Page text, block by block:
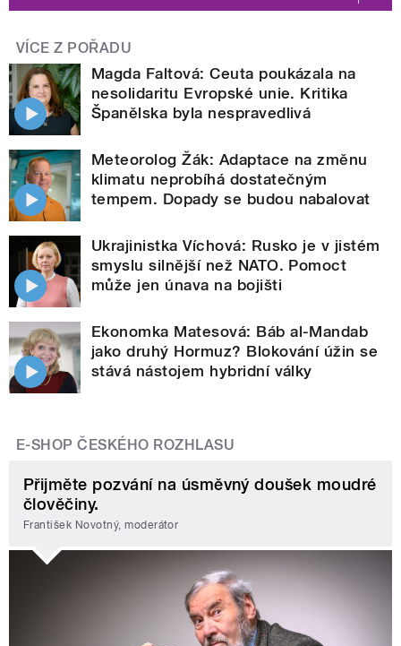
VÍCE Z POŘADU
Magda Faltová: Ceuta poukázala na
nesolidaritu Evropské unie. Kritika
Španělska byla nespravedlivá
Meteorolog Žák: Adaptace na změnu
klimatu neprobíhá dostatečným
tempem. Dopady se budou nabalovat
Ukrajinistka Víchová: Rusko je v jistém
smyslu silnější než NATO. Pomoct
může jen únava na bojišti
Ekonomka Matesová: Báb al-Mandab
jako druhý Hormuz? Blokování úžin se
stává nástojem hybridní války
E-SHOP ČESKÉHO ROZHLASU
Přijměte pozvání na úsměvný doušek moudré
člověčiny.
František Novotný, moderátor